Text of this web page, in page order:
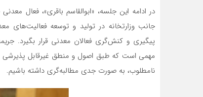
در ادامه این جلسه، «ابوالقاسم باقری»، فعال
جانب وزارتخانه در تولید و توسعه فعالیت‌های
پیگیری و کنش‌گری فعالان معدنی قرار بگیرد.
مهمی است که طبق اصول و منطق غیرقابل پذیرشی
نامطلوب، به صورت جدی مطالبه‌گری داشته باشیم.